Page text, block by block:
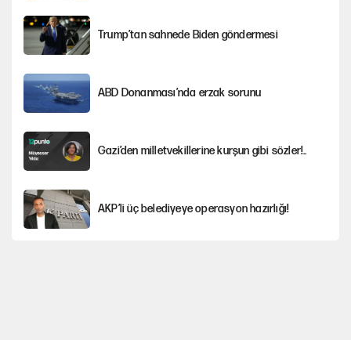
Trump’tan sahnede Biden göndermesi
ABD Donanması’nda erzak sorunu
Gazi’den milletvekillerine kurşun gibi sözler!..
AKP’li üç belediyeye operasyon hazırlığı!